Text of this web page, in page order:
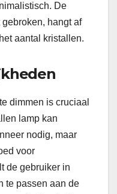
De
hangt af
aantal kristallen.
dimmen is cruciaal
lamp kan
nodig, maar
voor
de gebruiker in
te passen aan de